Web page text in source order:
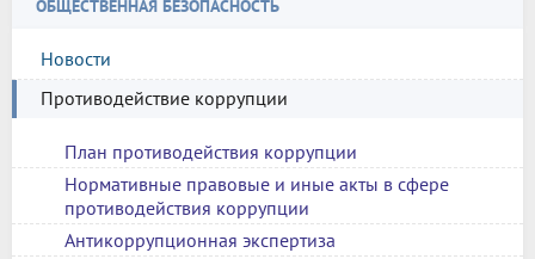
ОБЩЕСТВЕННАЯ БЕЗОПАСНОСТЬ
Новости
Противодействие коррупции
План противодействия коррупции
Нормативные правовые и иные акты в сфере
противодействия коррупции
Антикоррупционная экспертиза